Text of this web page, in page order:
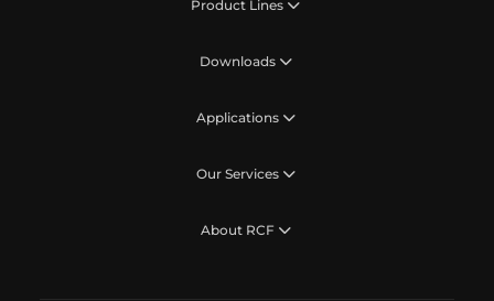
Product Lines
Downloads
Applications
Our Services
About RCF